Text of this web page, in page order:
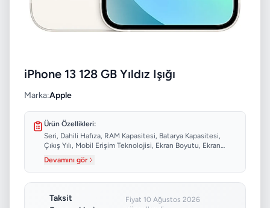
iPhone 13 128 GB Yıldız Işığı
Marka:Apple
Ürün Özellikleri:
Seri, Dahili Hafıza, RAM Kapasitesi, Batarya Kapasitesi,
Çıkış Yılı, Mobil Erişim Teknolojisi, Ekran Boyutu, Ekran
Çözünürlüğü...
Devamını gör
Taksit
Fiyat 10 Ağustos 2026